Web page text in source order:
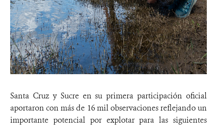
Santa Cruz y Sucre en su primera participación oficial
aportaron con más de 16 mil observaciones reflejando un
importante potencial por explotar para las siguientes